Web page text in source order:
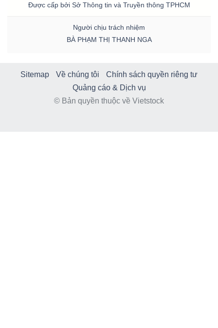
Được cấp bởi Sở Thông tin và Truyền thông TPHCM
Người chịu trách nhiệm
BÀ PHẠM THỊ THANH NGA
Sitemap Về chúng tôi
Chính sách quyền riêng tư
Quảng cáo & Dịch vụ
© Bản quyền thuộc về Vietstock